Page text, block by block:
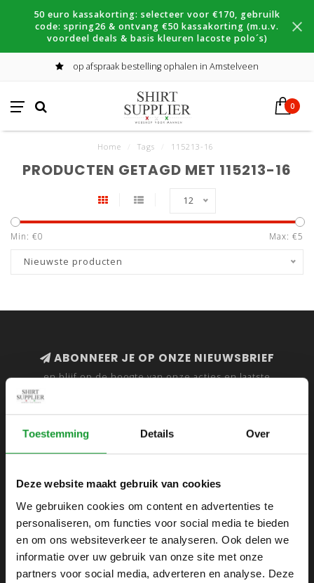
Toestemming Details Over
Deze website maakt gebruik van cookies
We gebruiken cookies om content en advertenties te
personaliseren, om functies voor social media te bieden
en om ons websiteverkeer te analyseren. Ook delen we
informatie over uw gebruik van onze site met onze
partners voor social media, adverteren en analyse. Deze
50 euro kassakorting: selecteer voor €170, gebruilk
code: spring26 & ontvang €50 kassakorting (m.u.v.
voordeel deals & basis kleuren lacoste polo´s)
op afspraak bestelling ophalen in Amstelveen
0
Home Tags 115213-16
PRODUCTEN GETAGD MET 115213-16
12
Min: €0 Max: €5
Nieuwste producten
ABONNEER JE OP ONZE NIEUWSBRIEF
en blijf op de hoogte van onze acties en laatste
SHIRTSUPPLIER.NL
Webshop voor mannen
Zijlijnstraat 24
1433 DC